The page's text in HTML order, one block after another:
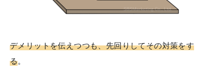
デメリットを伝えつつも、先回りしてその対策をす
る。